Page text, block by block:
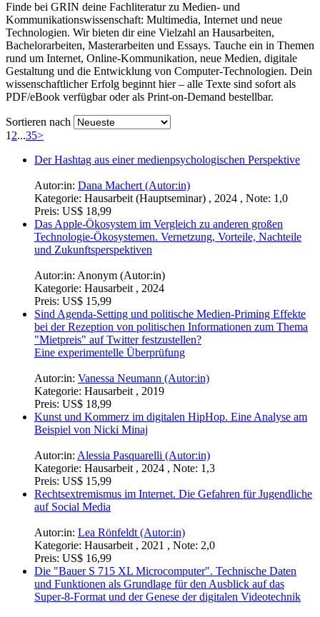
Finde bei GRIN deine Fachliteratur zu Medien- und
Kommunikationswissenschaft: Multimedia, Internet und neue
Technologien. Wir bieten dir eine Vielzahl an Hausarbeiten,
Bachelorarbeiten, Masterarbeiten und Essays. Tauche ein in Themen
rund um Internet, Online-Kommunikation, neue Medien, digitale
Gestaltung und die Entwicklung von Computer-Technologien. Dein
wissenschaftlicher Erfolg beginnt hier – alle Texte sind sofort als
PDF/eBook verfügbar oder als Print-on-Demand bestellbar.
Sortieren nach
12...35>
Der Hashtag aus einer medienpsychologischen Perspektive
Autor:in: Dana Machert (Autor:in)
Kategorie: Hausarbeit (Hauptseminar) , 2024 , Note: 1,0
Preis: US$ 18,99
Das Apple-Ökosystem im Vergleich zu anderen großen
Technologie-Ökosystemen. Vernetzung, Vorteile, Nachteile
und Zukunftsperspektiven
Autor:in: Anonym (Autor:in)
Kategorie: Hausarbeit , 2024
Preis: US$ 15,99
Sind Agenda-Setting und politische Medien-Priming Effekte
bei der Rezeption von politischen Informationen zum Thema
"Mietpreis" auf Twitter festzustellen?
Eine experimentelle Überprüfung
Autor:in: Vanessa Neumann (Autor:in)
Kategorie: Hausarbeit , 2019
Preis: US$ 18,99
Kunst und Kommerz im digitalen HipHop. Eine Analyse am
Beispiel von Nicki Minaj
Autor:in: Alessia Pasquarelli (Autor:in)
Kategorie: Hausarbeit , 2024 , Note: 1,3
Preis: US$ 15,99
Rechtsextremismus im Internet. Die Gefahren für Jugendliche
auf Social Media
Autor:in: Lea Rönfeldt (Autor:in)
Kategorie: Hausarbeit , 2021 , Note: 2,0
Preis: US$ 16,99
Die "Bauer S 715 XL Microcomputer". Technische Daten
und Funktionen als Grundlage für den Ausblick auf das
Super-8-Format und der Genese der digitalen Videotechnik